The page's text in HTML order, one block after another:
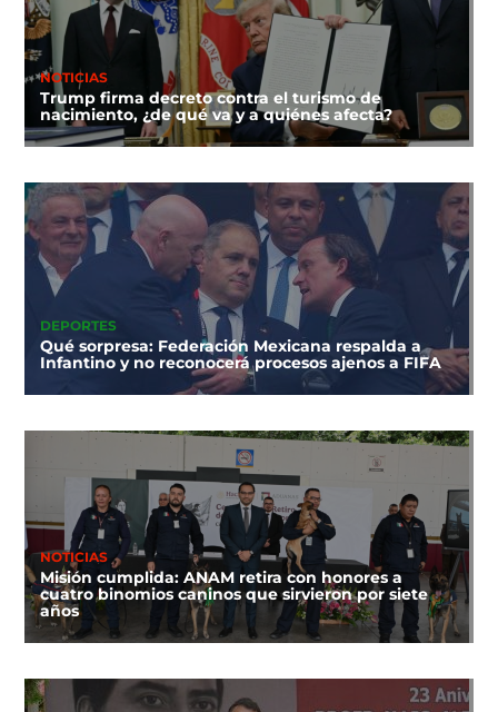
NOTICIAS
Trump firma decreto contra el turismo de
nacimiento, ¿de qué va y a quiénes afecta?
DEPORTES
Qué sorpresa: Federación Mexicana respalda a
Infantino y no reconocerá procesos ajenos a FIFA
NOTICIAS
Misión cumplida: ANAM retira con honores a
cuatro binomios caninos que sirvieron por siete
años